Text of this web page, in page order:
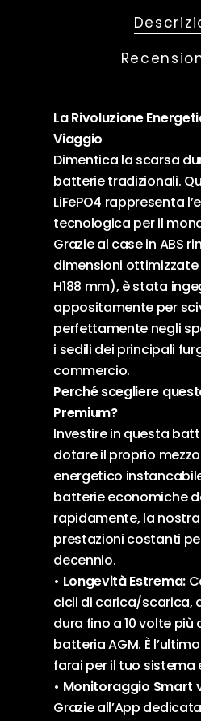
La Rivoluzione
Viaggio
Dimentica la scarsa
batterie tradizionali.
LiFePO4 rappresenta
tecnologica per il
Grazie al case in ABS
dimensioni ottimizzate
H188 mm), è stata
appositamente per
perfettamente negli
i sedili dei principali
commercio.
Perché scegliere
Premium?
Investire in questa
dotare il proprio
energetico
batterie economiche
rapidamente, la
prestazioni costanti
decennio.
• Longevità Estrema:
cicli di carica/scarica,
dura fino a 10 volte più
batteria AGM. È
farai per il tuo sistema
• Monitoraggio Smart
Grazie all’App